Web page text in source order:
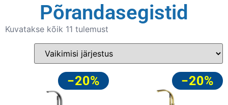
Põrandasegistid
Kuvatakse kõik 11 tulemust
−20% −20%